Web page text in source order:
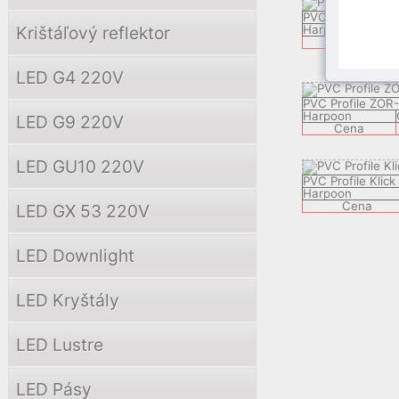
Krištáľový reflektor
LED G4 220V
LED G9 220V
LED GU10 220V
LED GX 53 220V
LED Downlight
LED Kryštály
LED Lustre
LED Pásy
PVC Profile
Harpoon
PVC Profile
Harpoon
Cena
PVC Profile Klick
Harpoon
Cena